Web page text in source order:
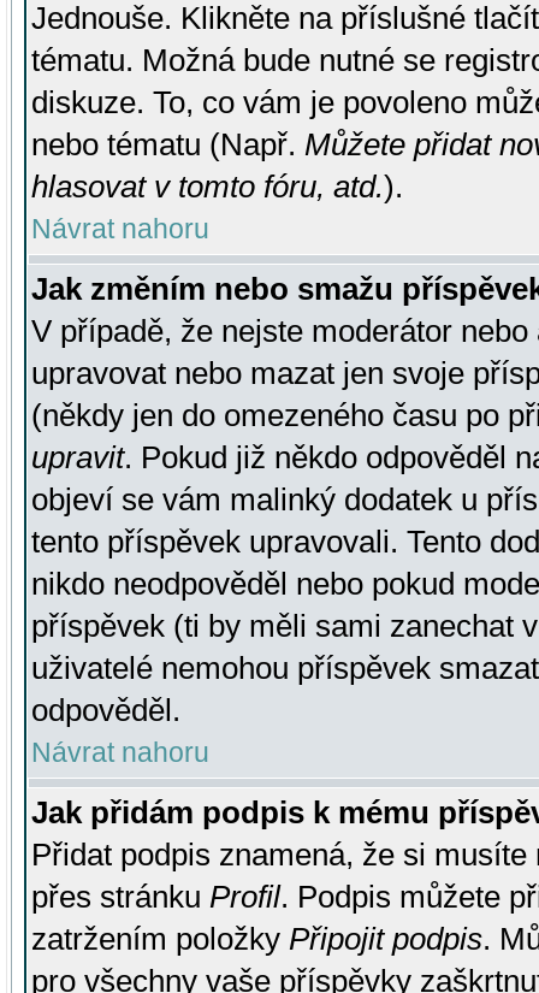
Jednouše. Klikněte na příslušné
tématu. Možná bude nutné se
diskuze. To, co vám je povoleno
nebo tématu (Např. Můžete přidat
hlasovat v tomto fóru, atd.).
Návrat nahoru
Jak změním nebo smažu
V případě, že nejste moderátor
upravovat nebo mazat jen svoje
(někdy jen do omezeného času po
upravit. Pokud již někdo odpověděl
objeví se vám malinký dodatek u
tento příspěvek upravovali. Tento
nikdo neodpověděl nebo pokud
příspěvek (ti by měli sami zanechat
uživatelé nemohou příspěvek
odpověděl.
Návrat nahoru
Jak přidám podpis k mému
Přidat podpis znamená, že si
přes stránku Profil. Podpis můžete
zatržením položky Připojit podpis.
pro všechny vaše příspěvky